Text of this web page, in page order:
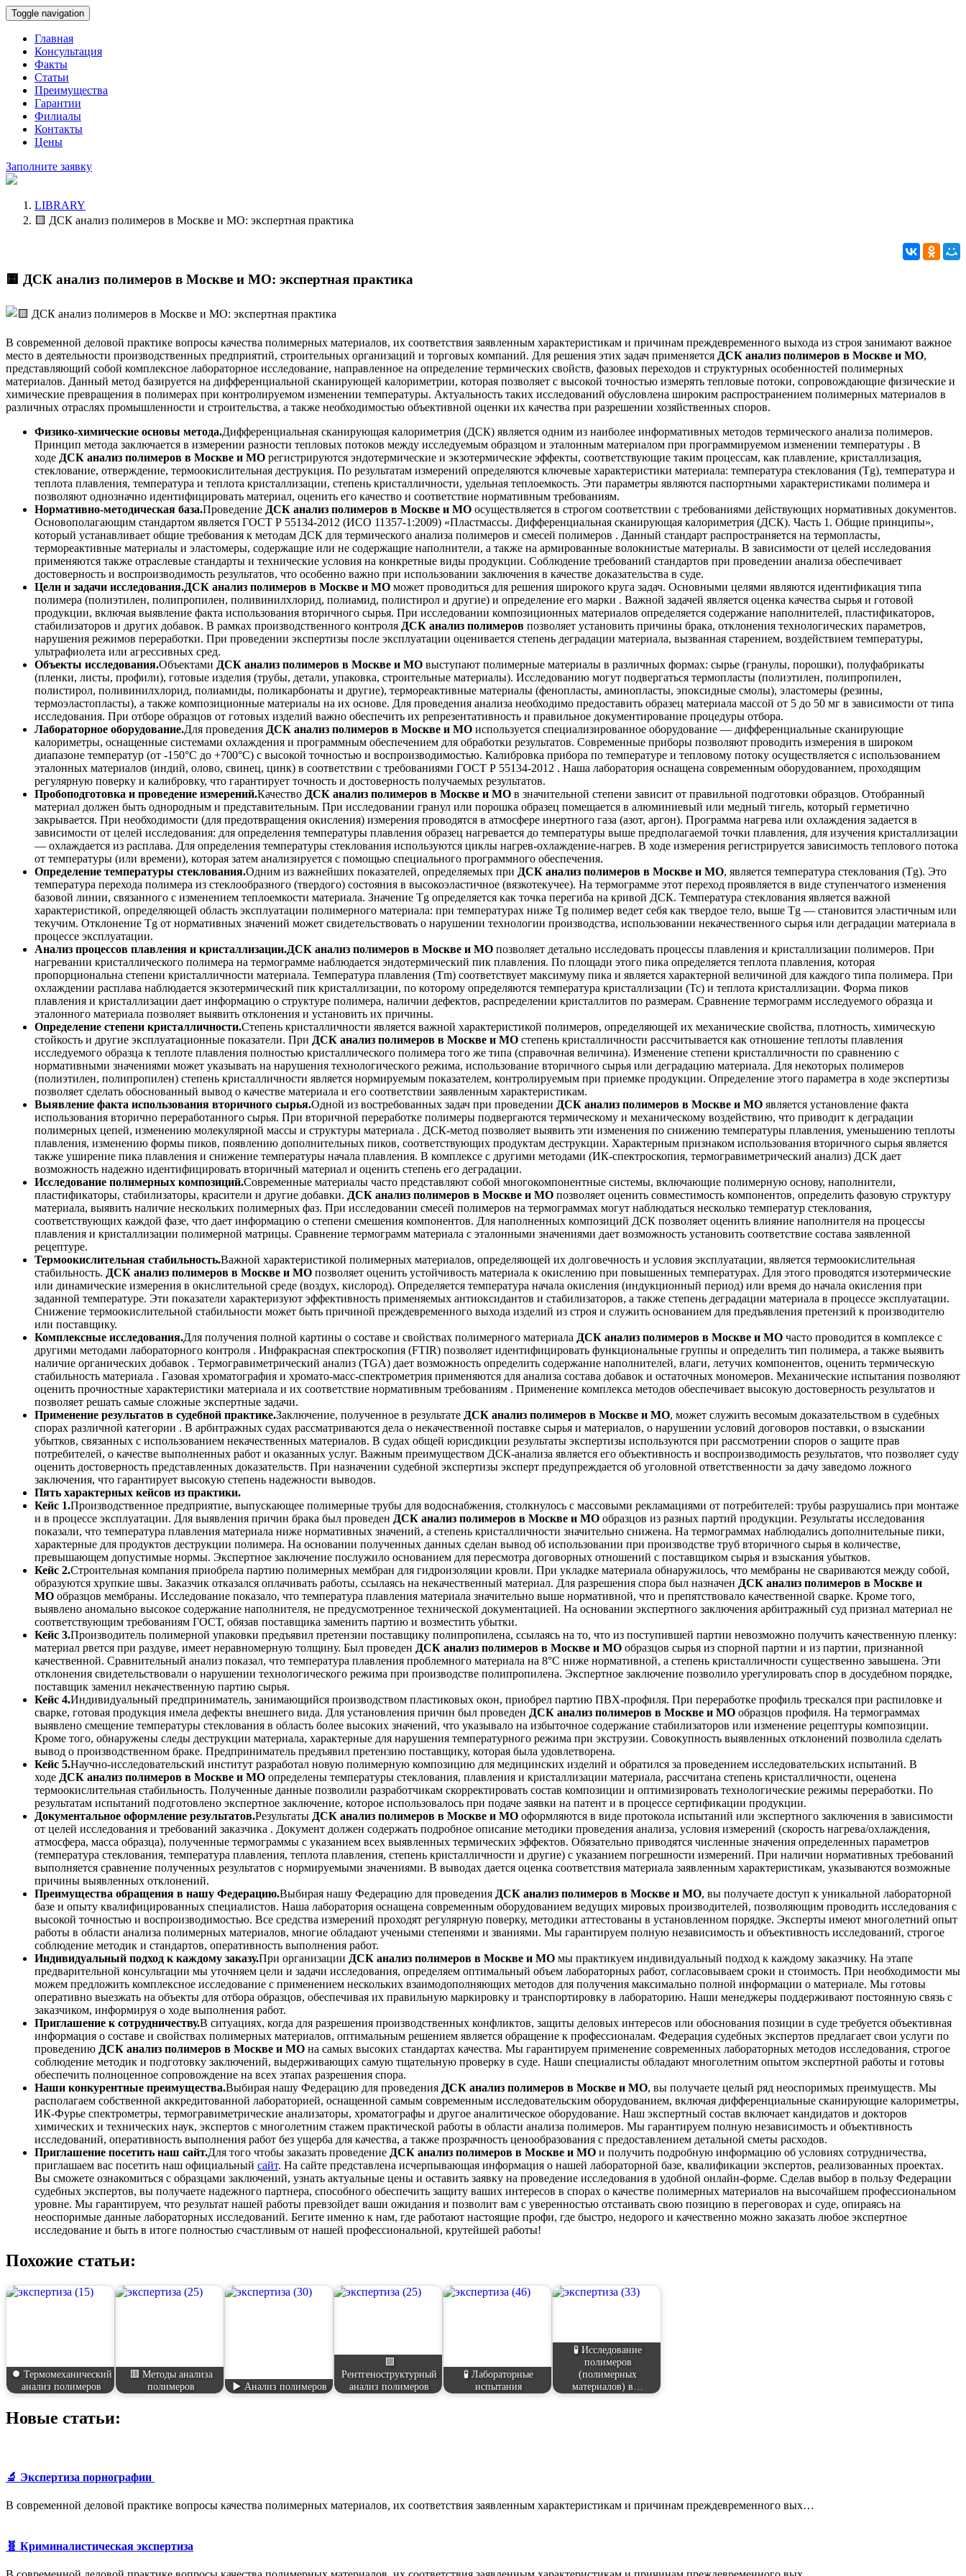
Toggle navigation
Главная
Консультация
Факты
Статьи
Преимущества
Гарантии
Филиалы
Контакты
Цены
Заполните заявку
LIBRARY
🟨 ДСК анализ полимеров в Москве и МО: экспертная практика
🟨 ДСК анализ полимеров в Москве и МО: экспертная практика
В современной деловой практике вопросы качества полимерных материалов, их соответствия заявленным характеристикам и причинам преждевременного выхода из строя занимают важное
место в деятельности производственных предприятий, строительных организаций и торговых компаний. Для решения этих задач применяется ДСК анализ полимеров в Москве и МО,
представляющий собой комплексное лабораторное исследование, направленное на определение термических свойств, фазовых переходов и структурных особенностей полимерных
материалов. Данный метод базируется на дифференциальной сканирующей калориметрии, которая позволяет с высокой точностью измерять тепловые потоки, сопровождающие физические и
химические превращения в полимерах при контролируемом изменении температуры. Актуальность таких исследований обусловлена широким распространением полимерных материалов в
различных отраслях промышленности и строительства, а также необходимостью объективной оценки их качества при разрешении хозяйственных споров.
Физико-химические основы метода.Дифференциальная сканирующая калориметрия (ДСК) является одним из наиболее информативных методов термического анализа полимеров.
Принцип метода заключается в измерении разности тепловых потоков между исследуемым образцом и эталонным материалом при программируемом изменении температуры . В
ходе ДСК анализ полимеров в Москве и МО регистрируются эндотермические и экзотермические эффекты, соответствующие таким процессам, как плавление, кристаллизация,
стеклование, отверждение, термоокислительная деструкция. По результатам измерений определяются ключевые характеристики материала: температура стеклования (Tg), температура и
теплота плавления, температура и теплота кристаллизации, степень кристалличности, удельная теплоемкость. Эти параметры являются паспортными характеристиками полимера и
позволяют однозначно идентифицировать материал, оценить его качество и соответствие нормативным требованиям.
Нормативно-методическая база.Проведение ДСК анализ полимеров в Москве и МО осуществляется в строгом соответствии с требованиями действующих нормативных документов.
Основополагающим стандартом является ГОСТ Р 55134-2012 (ИСО 11357-1:2009) «Пластмассы. Дифференциальная сканирующая калориметрия (ДСК). Часть 1. Общие принципы»,
который устанавливает общие требования к методам ДСК для термического анализа полимеров и смесей полимеров . Данный стандарт распространяется на термопласты,
термореактивные материалы и эластомеры, содержащие или не содержащие наполнители, а также на армированные волокнистые материалы. В зависимости от целей исследования
применяются также отраслевые стандарты и технические условия на конкретные виды продукции. Соблюдение требований стандартов при проведении анализа обеспечивает
достоверность и воспроизводимость результатов, что особенно важно при использовании заключения в качестве доказательства в суде.
Цели и задачи исследования.ДСК анализ полимеров в Москве и МО может проводиться для решения широкого круга задач. Основными целями являются идентификация типа
полимера (полиэтилен, полипропилен, поливинилхлорид, полиамид, полистирол и другие) и определение его марки . Важной задачей является оценка качества сырья и готовой
продукции, включая выявление факта использования вторичного сырья. При исследовании композиционных материалов определяется содержание наполнителей, пластификаторов,
стабилизаторов и других добавок. В рамках производственного контроля ДСК анализ полимеров позволяет установить причины брака, отклонения технологических параметров,
нарушения режимов переработки. При проведении экспертизы после эксплуатации оценивается степень деградации материала, вызванная старением, воздействием температуры,
ультрафиолета или агрессивных сред.
Объекты исследования.Объектами ДСК анализ полимеров в Москве и МО выступают полимерные материалы в различных формах: сырье (гранулы, порошки), полуфабрикаты
(пленки, листы, профили), готовые изделия (трубы, детали, упаковка, строительные материалы). Исследованию могут подвергаться термопласты (полиэтилен, полипропилен,
полистирол, поливинилхлорид, полиамиды, поликарбонаты и другие), термореактивные материалы (фенопласты, аминопласты, эпоксидные смолы), эластомеры (резины,
термоэластопласты), а также композиционные материалы на их основе. Для проведения анализа необходимо предоставить образец материала массой от 5 до 50 мг в зависимости от типа
исследования. При отборе образцов от готовых изделий важно обеспечить их репрезентативность и правильное документирование процедуры отбора.
Лабораторное оборудование.Для проведения ДСК анализ полимеров в Москве и МО используется специализированное оборудование — дифференциальные сканирующие
калориметры, оснащенные системами охлаждения и программным обеспечением для обработки результатов. Современные приборы позволяют проводить измерения в широком
диапазоне температур (от -150°С до +700°С) с высокой точностью и воспроизводимостью. Калибровка прибора по температуре и тепловому потоку осуществляется с использованием
эталонных материалов (индий, олово, свинец, цинк) в соответствии с требованиями ГОСТ Р 55134-2012 . Наша лаборатория оснащена современным оборудованием, проходящим
регулярную поверку и калибровку, что гарантирует точность и достоверность получаемых результатов.
Пробоподготовка и проведение измерений.Качество ДСК анализ полимеров в Москве и МО в значительной степени зависит от правильной подготовки образцов. Отобранный
материал должен быть однородным и представительным. При исследовании гранул или порошка образец помещается в алюминиевый или медный тигель, который герметично
закрывается. При необходимости (для предотвращения окисления) измерения проводятся в атмосфере инертного газа (азот, аргон). Программа нагрева или охлаждения задается в
зависимости от целей исследования: для определения температуры плавления образец нагревается до температуры выше предполагаемой точки плавления, для изучения кристаллизации
— охлаждается из расплава. Для определения температуры стеклования используются циклы нагрев-охлаждение-нагрев. В ходе измерения регистрируется зависимость теплового потока
от температуры (или времени), которая затем анализируется с помощью специального программного обеспечения.
Определение температуры стеклования.Одним из важнейших показателей, определяемых при ДСК анализ полимеров в Москве и МО, является температура стеклования (Tg). Это
температура перехода полимера из стеклообразного (твердого) состояния в высокоэластичное (вязкотекучее). На термограмме этот переход проявляется в виде ступенчатого изменения
базовой линии, связанного с изменением теплоемкости материала. Значение Tg определяется как точка перегиба на кривой ДСК. Температура стеклования является важной
характеристикой, определяющей область эксплуатации полимерного материала: при температурах ниже Tg полимер ведет себя как твердое тело, выше Tg — становится эластичным или
текучим. Отклонение Tg от нормативных значений может свидетельствовать о нарушении технологии производства, использовании некачественного сырья или деградации материала в
процессе эксплуатации.
Анализ процессов плавления и кристаллизации.ДСК анализ полимеров в Москве и МО позволяет детально исследовать процессы плавления и кристаллизации полимеров. При
нагревании кристаллического полимера на термограмме наблюдается эндотермический пик плавления. По площади этого пика определяется теплота плавления, которая
пропорциональна степени кристалличности материала. Температура плавления (Tm) соответствует максимуму пика и является характерной величиной для каждого типа полимера. При
охлаждении расплава наблюдается экзотермический пик кристаллизации, по которому определяются температура кристаллизации (Tc) и теплота кристаллизации. Форма пиков
плавления и кристаллизации дает информацию о структуре полимера, наличии дефектов, распределении кристаллитов по размерам. Сравнение термограмм исследуемого образца и
эталонного материала позволяет выявить отклонения и установить их причины.
Определение степени кристалличности.Степень кристалличности является важной характеристикой полимеров, определяющей их механические свойства, плотность, химическую
стойкость и другие эксплуатационные показатели. При ДСК анализ полимеров в Москве и МО степень кристалличности рассчитывается как отношение теплоты плавления
исследуемого образца к теплоте плавления полностью кристаллического полимера того же типа (справочная величина). Изменение степени кристалличности по сравнению с
нормативными значениями может указывать на нарушения технологического режима, использование вторичного сырья или деградацию материала. Для некоторых полимеров
(полиэтилен, полипропилен) степень кристалличности является нормируемым показателем, контролируемым при приемке продукции. Определение этого параметра в ходе экспертизы
позволяет сделать обоснованный вывод о качестве материала и его соответствии заявленным характеристикам.
Выявление факта использования вторичного сырья.Одной из востребованных задач при проведении ДСК анализ полимеров в Москве и МО является установление факта
использования вторично переработанного сырья. При вторичной переработке полимеры подвергаются термическому и механическому воздействию, что приводит к деградации
полимерных цепей, изменению молекулярной массы и структуры материала . ДСК-метод позволяет выявить эти изменения по снижению температуры плавления, уменьшению теплоты
плавления, изменению формы пиков, появлению дополнительных пиков, соответствующих продуктам деструкции. Характерным признаком использования вторичного сырья является
также уширение пика плавления и снижение температуры начала плавления. В комплексе с другими методами (ИК-спектроскопия, термогравиметрический анализ) ДСК дает
возможность надежно идентифицировать вторичный материал и оценить степень его деградации.
Исследование полимерных композиций.Современные материалы часто представляют собой многокомпонентные системы, включающие полимерную основу, наполнители,
пластификаторы, стабилизаторы, красители и другие добавки. ДСК анализ полимеров в Москве и МО позволяет оценить совместимость компонентов, определить фазовую структуру
материала, выявить наличие нескольких полимерных фаз. При исследовании смесей полимеров на термограммах могут наблюдаться несколько температур стеклования,
соответствующих каждой фазе, что дает информацию о степени смешения компонентов. Для наполненных композиций ДСК позволяет оценить влияние наполнителя на процессы
плавления и кристаллизации полимерной матрицы. Сравнение термограмм материала с эталонными значениями дает возможность установить соответствие состава заявленной
рецептуре.
Термоокислительная стабильность.Важной характеристикой полимерных материалов, определяющей их долговечность и условия эксплуатации, является термоокислительная
стабильность. ДСК анализ полимеров в Москве и МО позволяет оценить устойчивость материала к окислению при повышенных температурах. Для этого проводятся изотермические
или динамические измерения в окислительной среде (воздух, кислород). Определяется температура начала окисления (индукционный период) или время до начала окисления при
заданной температуре. Эти показатели характеризуют эффективность применяемых антиоксидантов и стабилизаторов, а также степень деградации материала в процессе эксплуатации.
Снижение термоокислительной стабильности может быть причиной преждевременного выхода изделий из строя и служить основанием для предъявления претензий к производителю
или поставщику.
Комплексные исследования.Для получения полной картины о составе и свойствах полимерного материала ДСК анализ полимеров в Москве и МО часто проводится в комплексе с
другими методами лабораторного контроля . Инфракрасная спектроскопия (FTIR) позволяет идентифицировать функциональные группы и определить тип полимера, а также выявить
наличие органических добавок . Термогравиметрический анализ (TGA) дает возможность определить содержание наполнителей, влаги, летучих компонентов, оценить термическую
стабильность материала . Газовая хроматография и хромато-масс-спектрометрия применяются для анализа состава добавок и остаточных мономеров. Механические испытания позволяют
оценить прочностные характеристики материала и их соответствие нормативным требованиям . Применение комплекса методов обеспечивает высокую достоверность результатов и
позволяет решать самые сложные экспертные задачи.
Применение результатов в судебной практике.Заключение, полученное в результате ДСК анализ полимеров в Москве и МО, может служить весомым доказательством в судебных
спорах различной категории . В арбитражных судах рассматриваются дела о некачественной поставке сырья и материалов, о нарушении условий договоров поставки, о взыскании
убытков, связанных с использованием некачественных материалов. В судах общей юрисдикции результаты экспертизы используются при рассмотрении споров о защите прав
потребителей, о качестве выполненных работ и оказанных услуг. Важным преимуществом ДСК-анализа является его объективность и воспроизводимость результатов, что позволяет суду
оценить достоверность представленных доказательств. При назначении судебной экспертизы эксперт предупреждается об уголовной ответственности за дачу заведомо ложного
заключения, что гарантирует высокую степень надежности выводов.
Пять характерных кейсов из практики.
Кейс 1.Производственное предприятие, выпускающее полимерные трубы для водоснабжения, столкнулось с массовыми рекламациями от потребителей: трубы разрушались при монтаже
и в процессе эксплуатации. Для выявления причин брака был проведен ДСК анализ полимеров в Москве и МО образцов из разных партий продукции. Результаты исследования
показали, что температура плавления материала ниже нормативных значений, а степень кристалличности значительно снижена. На термограммах наблюдались дополнительные пики,
характерные для продуктов деструкции полимера. На основании полученных данных сделан вывод об использовании при производстве труб вторичного сырья в количестве,
превышающем допустимые нормы. Экспертное заключение послужило основанием для пересмотра договорных отношений с поставщиком сырья и взыскания убытков.
Кейс 2.Строительная компания приобрела партию полимерных мембран для гидроизоляции кровли. При укладке материала обнаружилось, что мембраны не свариваются между собой,
образуются хрупкие швы. Заказчик отказался оплачивать работы, ссылаясь на некачественный материал. Для разрешения спора был назначен ДСК анализ полимеров в Москве и
МО образцов мембраны. Исследование показало, что температура плавления материала значительно выше нормативной, что и препятствовало качественной сварке. Кроме того,
выявлено аномально высокое содержание наполнителя, не предусмотренное технической документацией. На основании экспертного заключения арбитражный суд признал материал не
соответствующим требованиям ГОСТ, обязав поставщика заменить партию и возместить убытки.
Кейс 3.Производитель полимерной упаковки предъявил претензии поставщику полипропилена, ссылаясь на то, что из поступившей партии невозможно получить качественную пленку:
материал рвется при раздуве, имеет неравномерную толщину. Был проведен ДСК анализ полимеров в Москве и МО образцов сырья из спорной партии и из партии, признанной
качественной. Сравнительный анализ показал, что температура плавления проблемного материала на 8°С ниже нормативной, а степень кристалличности существенно завышена. Эти
отклонения свидетельствовали о нарушении технологического режима при производстве полипропилена. Экспертное заключение позволило урегулировать спор в досудебном порядке,
поставщик заменил некачественную партию сырья.
Кейс 4.Индивидуальный предприниматель, занимающийся производством пластиковых окон, приобрел партию ПВХ-профиля. При переработке профиль трескался при распиловке и
сварке, готовая продукция имела дефекты внешнего вида. Для установления причин был проведен ДСК анализ полимеров в Москве и МО образцов профиля. На термограммах
выявлено смещение температуры стеклования в область более высоких значений, что указывало на избыточное содержание стабилизаторов или изменение рецептуры композиции.
Кроме того, обнаружены следы деструкции материала, характерные для нарушения температурного режима при экструзии. Совокупность выявленных отклонений позволила сделать
вывод о производственном браке. Предприниматель предъявил претензию поставщику, которая была удовлетворена.
Кейс 5.Научно-исследовательский институт разработал новую полимерную композицию для медицинских изделий и обратился за проведением исследовательских испытаний. В
ходе ДСК анализ полимеров в Москве и МО определены температуры стеклования, плавления и кристаллизации материала, рассчитана степень кристалличности, оценена
термоокислительная стабильность. Полученные данные позволили разработчикам скорректировать состав композиции и оптимизировать технологические режимы переработки. По
результатам испытаний подготовлено экспертное заключение, которое использовалось при подаче заявки на патент и в процессе сертификации продукции.
Документальное оформление результатов.Результаты ДСК анализ полимеров в Москве и МО оформляются в виде протокола испытаний или экспертного заключения в зависимости
от целей исследования и требований заказчика . Документ должен содержать подробное описание методики проведения анализа, условия измерений (скорость нагрева/охлаждения,
атмосфера, масса образца), полученные термограммы с указанием всех выявленных термических эффектов. Обязательно приводятся численные значения определенных параметров
(температура стеклования, температура плавления, теплота плавления, степень кристалличности и другие) с указанием погрешности измерений. При наличии нормативных требований
выполняется сравнение полученных результатов с нормируемыми значениями. В выводах дается оценка соответствия материала заявленным характеристикам, указываются возможные
причины выявленных отклонений.
Преимущества обращения в нашу Федерацию.Выбирая нашу Федерацию для проведения ДСК анализ полимеров в Москве и МО, вы получаете доступ к уникальной лабораторной
базе и опыту квалифицированных специалистов. Наша лаборатория оснащена современным оборудованием ведущих мировых производителей, позволяющим проводить исследования с
высокой точностью и воспроизводимостью. Все средства измерений проходят регулярную поверку, методики аттестованы в установленном порядке. Эксперты имеют многолетний опыт
работы в области анализа полимерных материалов, многие обладают учеными степенями и званиями. Мы гарантируем полную независимость и объективность исследований, строгое
соблюдение методик и стандартов, оперативность выполнения работ.
Индивидуальный подход к каждому заказу.При организации ДСК анализ полимеров в Москве и МО мы практикуем индивидуальный подход к каждому заказчику. На этапе
предварительной консультации мы уточняем цели и задачи исследования, определяем оптимальный объем лабораторных работ, согласовываем сроки и стоимость. При необходимости мы
можем предложить комплексное исследование с применением нескольких взаимодополняющих методов для получения максимально полной информации о материале. Мы готовы
оперативно выезжать на объекты для отбора образцов, обеспечивая их правильную маркировку и транспортировку в лабораторию. Наши менеджеры поддерживают постоянную связь с
заказчиком, информируя о ходе выполнения работ.
Приглашение к сотрудничеству.В ситуациях, когда для разрешения производственных конфликтов, защиты деловых интересов или обоснования позиции в суде требуется объективная
информация о составе и свойствах полимерных материалов, оптимальным решением является обращение к профессионалам. Федерация судебных экспертов предлагает свои услуги по
проведению ДСК анализ полимеров в Москве и МО на самых высоких стандартах качества. Мы гарантируем применение современных лабораторных методов исследования, строгое
соблюдение методик и подготовку заключений, выдерживающих самую тщательную проверку в суде. Наши специалисты обладают многолетним опытом экспертной работы и готовы
обеспечить полноценное сопровождение на всех этапах разрешения спора.
Наши конкурентные преимущества.Выбирая нашу Федерацию для проведения ДСК анализ полимеров в Москве и МО, вы получаете целый ряд неоспоримых преимуществ. Мы
располагаем собственной аккредитованной лабораторией, оснащенной самым современным исследовательским оборудованием, включая дифференциальные сканирующие калориметры,
ИК-Фурье спектрометры, термогравиметрические анализаторы, хроматографы и другое аналитическое оборудование. Наш экспертный состав включает кандидатов и докторов
химических и технических наук, экспертов с многолетним стажем практической работы в области анализа полимеров. Мы гарантируем полную независимость и объективность
исследований, оперативность выполнения работ без ущерба для качества, а также прозрачность ценообразования с предоставлением детальной сметы расходов.
Приглашение посетить наш сайт.Для того чтобы заказать проведение ДСК анализ полимеров в Москве и МО и получить подробную информацию об условиях сотрудничества,
приглашаем вас посетить наш официальный сайт. На сайте представлена исчерпывающая информация о нашей лабораторной базе, квалификации экспертов, реализованных проектах.
Вы сможете ознакомиться с образцами заключений, узнать актуальные цены и оставить заявку на проведение исследования в удобной онлайн-форме. Сделав выбор в пользу Федерации
судебных экспертов, вы получаете надежного партнера, способного обеспечить защиту ваших интересов в спорах о качестве полимерных материалов на высочайшем профессиональном
уровне. Мы гарантируем, что результат нашей работы превзойдет ваши ожидания и позволит вам с уверенностью отстаивать свою позицию в переговорах и суде, опираясь на
неоспоримые данные лабораторных исследований. Бегите именно к нам, где работают настоящие профи, где быстро, недорого и качественно можно заказать любое экспертное
исследование и быть в итоге полностью счастливым от нашей профессиональной, крутейшей работы!
Похожие статьи:
⏺️ Термомеханический
анализ полимеров
🟥 Методы анализа
полимеров
▶️ Анализ полимеров
🟩
Рентгеноструктурный
анализ полимеров
🧪 Лабораторные
испытания
🧪 Исследование
полимеров
(полимерных
материалов) в…
Новые статьи:
🔬 Экспертиза порнографии
В современной деловой практике вопросы качества полимерных материалов, их соответствия заявленным характеристикам и причинам преждевременного вых…
🧬 Криминалистическая экспертиза